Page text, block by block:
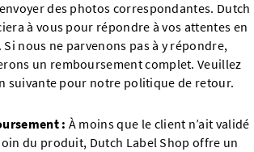
des photos correspondantes. Dutch
à vous pour répondre à vos attentes en
nous ne parvenons pas à y répondre,
un remboursement complet. Veuillez
suivante pour notre politique de retour.
: À moins que le client n’ait validé
du produit, Dutch Label Shop offre un